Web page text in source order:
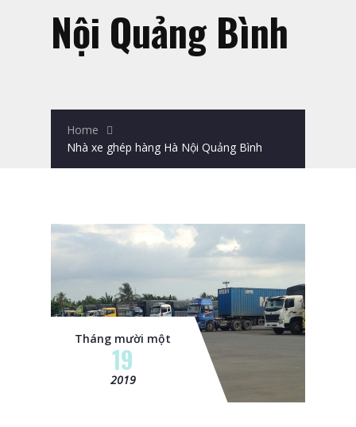
Nội Quảng Bình
Home
Nhà xe ghép hàng Hà Nội Quảng Bình
Tháng mười một
19
2019